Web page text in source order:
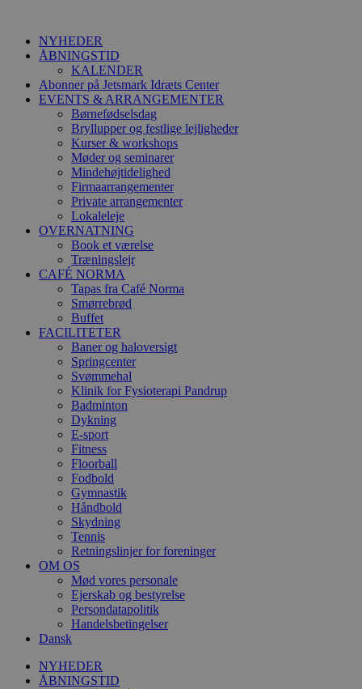
indholdNYHEDER
ÅBNINGSTID
KALENDER
Abonner på Jetsmark Idræts Center
EVENTS & ARRANGEMENTER
Børnefødselsdag
Bryllupper og festlige lejligheder
Kurser & workshops
Møder og seminarer
Mindehøjtidelighed
Firmaarrangementer
Private arrangementer
Lokaleleje
OVERNATNING
Book et værelse
Træningslejr
CAFÉ NORMA
Tapas fra Café Norma
Smørrebrød
Buffet
FACILITETER
Baner og haloversigt
Springcenter
Svømmehal
Klinik for Fysioterapi Pandrup
Badminton
Dykning
E-sport
Fitness
Floorball
Fodbold
Gymnastik
Håndbold
Skydning
Tennis
Retningslinjer for foreninger
OM OS
Mød vores personale
Ejerskab og bestyrelse
Persondatapolitik
Handelsbetingelser
Dansk
NYHEDER
ÅBNINGSTID